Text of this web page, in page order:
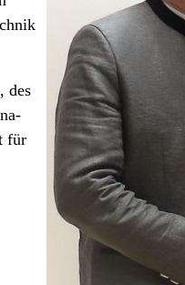
des
für